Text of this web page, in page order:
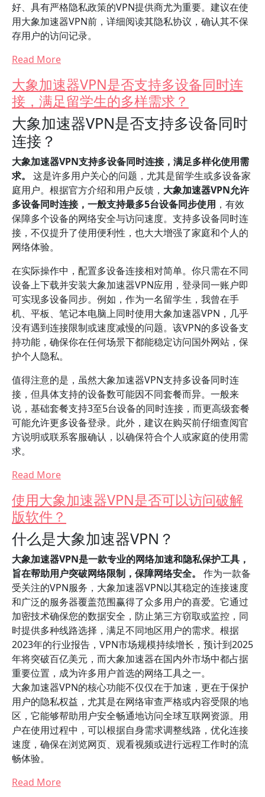
好、具有严格隐私政策的VPN提供商尤为重要。建议在使
用大象加速器VPN前，详细阅读其隐私协议，确认其不保
存用户的访问记录。
Read More
大象加速器VPN是否支持多设备同时连
接，满足留学生的多样需求？
大象加速器VPN是否支持多设备同时
连接？
大象加速器VPN支持多设备同时连接，满足多样化使用需
求。
这是许多用户关心的问题，尤其是留学生或多设备家
庭用户。根据官方介绍和用户反馈， 大象加速器VPN允许
多设备同时连接，一般支持最多5台设备同步使用 ，有效
保障多个设备的网络安全与访问速度。支持多设备同时连
接，不仅提升了使用便利性，也大大增强了家庭和个人的
网络体验。
在实际操作中，配置多设备连接相对简单。你只需在不同
设备上下载并安装大象加速器VPN应用，登录同一账户即
可实现多设备同步。例如，作为一名留学生，我曾在手
机、平板、笔记本电脑上同时使用大象加速器VPN，几乎
没有遇到连接限制或速度减慢的问题。该VPN的多设备支
持功能，确保你在任何场景下都能稳定访问国外网站，保
护个人隐私。
值得注意的是，虽然大象加速器VPN支持多设备同时连
接，但具体支持的设备数可能因不同套餐而异。一般来
说，基础套餐支持3至5台设备的同时连接，而更高级套餐
可能允许更多设备登录。此外，建议在购买前仔细查阅官
方说明或联系客服确认，以确保符合个人或家庭的使用需
求。
Read More
使用大象加速器VPN是否可以访问破解
版软件？
什么是大象加速器VPN？
大象加速器VPN是一款专业的网络加速和隐私保护工具，
旨在帮助用户突破网络限制，保障网络安全。
作为一款备
受关注的VPN服务，大象加速器VPN以其稳定的连接速度
和广泛的服务器覆盖范围赢得了众多用户的喜爱。它通过
加密技术确保您的数据安全，防止第三方窃取或监控，同
时提供多种线路选择，满足不同地区用户的需求。根据
2023年的行业报告，VPN市场规模持续增长，预计到2025
年将突破百亿美元，而大象加速器在国内外市场中都占据
重要位置，成为许多用户首选的网络工具之一。
大象加速器VPN的核心功能不仅仅在于加速，更在于保护
用户的隐私权益，尤其是在网络审查严格或内容受限的地
区，它能够帮助用户安全畅通地访问全球互联网资源。用
户在使用过程中，可以根据自身需求调整线路，优化连接
速度，确保在浏览网页、观看视频或进行远程工作时的流
畅体验。
Read More